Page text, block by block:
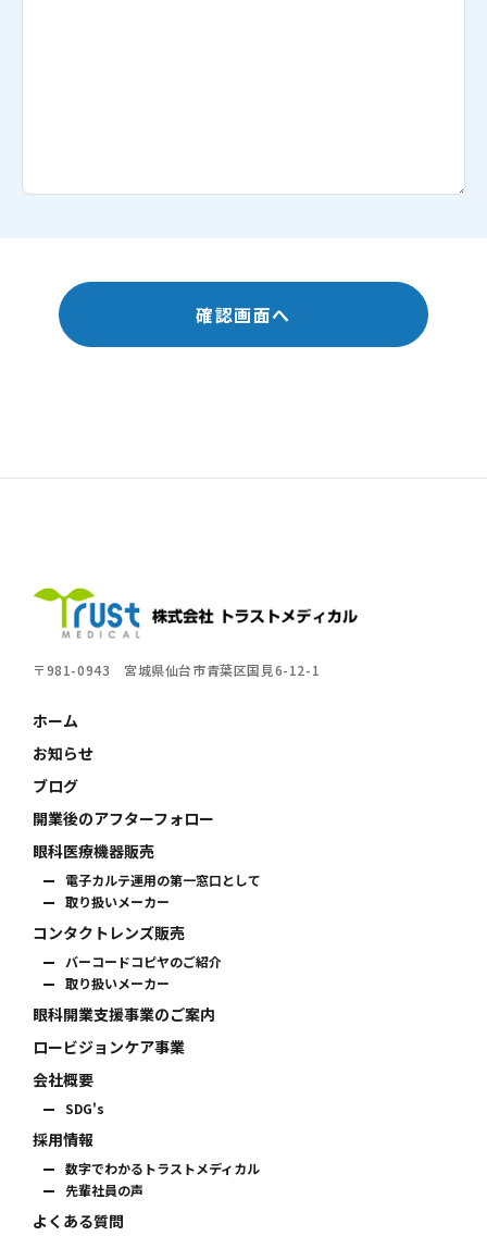
〒981-0943 宮城県仙台市青葉区国見6-12-1
ホーム
お知らせ
ブログ
開業後のアフターフォロー
眼科医療機器販売
電子カルテ運用の第一窓口として
取り扱いメーカー
コンタクトレンズ販売
バーコードコピヤのご紹介
取り扱いメーカー
眼科開業支援事業のご案内
ロービジョンケア事業
会社概要
SDG's
採用情報
数字でわかるトラストメディカル
先輩社員の声
よくある質問